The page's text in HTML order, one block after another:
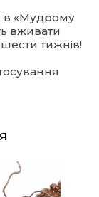
в «Мудрому
вживати
тижнів!